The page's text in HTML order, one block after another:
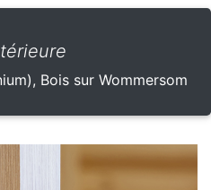
Bois sur Wommersom